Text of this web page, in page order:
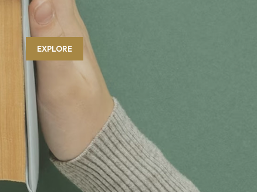
EXPLORE